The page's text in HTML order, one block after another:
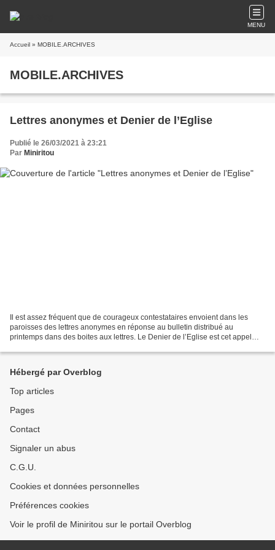
MENU
Accueil » MOBILE.ARCHIVES
MOBILE.ARCHIVES
Lettres anonymes et Denier de l’Eglise
Publié le 26/03/2021 à 23:21
Par Miniritou
Il est assez fréquent que de courageux contestataires envoient dans les
paroisses des lettres anonymes en réponse au bulletin distribué au
printemps dans des boites aux lettres. Le Denier de l’Eglise est cet appel
Hébergé par Overblog
Top articles
Pages
Contact
Signaler un abus
C.G.U.
Cookies et données personnelles
Préférences cookies
Voir le profil de Miniritou sur le portail Overblog